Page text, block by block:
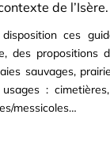
de l’Isère.
ces
des propositions
sauvages,
:
messicoles…